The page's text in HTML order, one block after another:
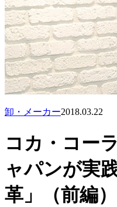
卸・メーカー2018.03.22
コカ・コー
ャパンが実
革」（前編